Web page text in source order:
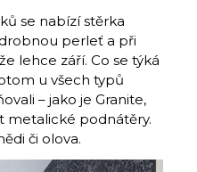
se nabízí stěrka
perleť a při
lehce září. Co se týká
u všech typů
– jako je Granite,
metalické podnátěry.
či olova.